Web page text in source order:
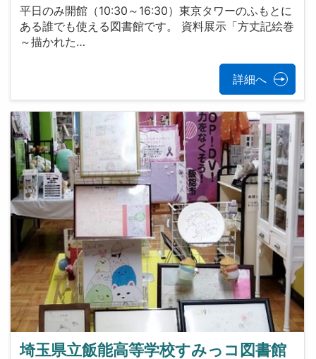
平日のみ開館（10:30～16:30）東京タワーのふもとに
ある誰でも使える図書館です。 資料展示「方丈記絵巻
～描かれた…
詳細へ
埼玉県立飯能高等学校すみっコ図書館